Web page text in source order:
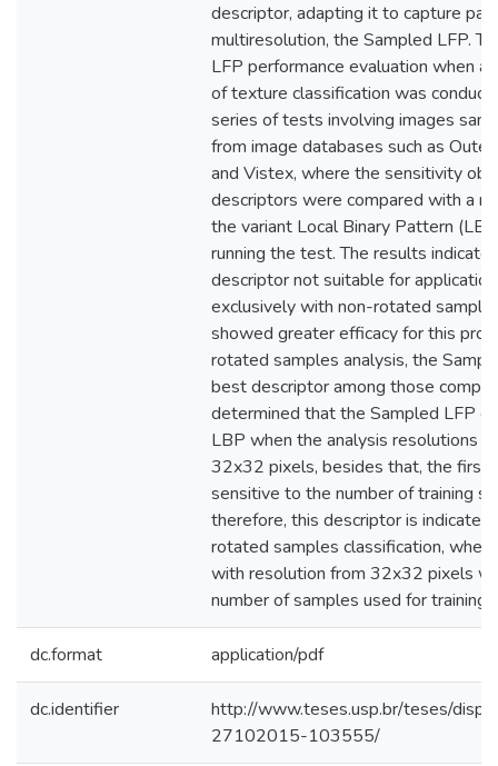
descriptor, adapting it to capture
multiresolution, the Sampled LFP.
LFP performance evaluation when
of texture classification was
series of tests involving images
from image databases such as
and Vistex, where the sensitivity
descriptors were compared with a
the variant Local Binary Pattern
running the test. The results
descriptor not suitable for
exclusively with non-rotated
showed greater efficacy for this
rotated samples analysis, the
best descriptor among those
determined that the Sampled LFP
LBP when the analysis resolutions
32x32 pixels, besides that, the first
sensitive to the number of training
therefore, this descriptor is
rotated samples classification,
with resolution from 32x32 pixels
number of samples used for training.
dc.format application/pdf
dc.identifier
http://www.teses.usp.br/teses/
27102015-103555/